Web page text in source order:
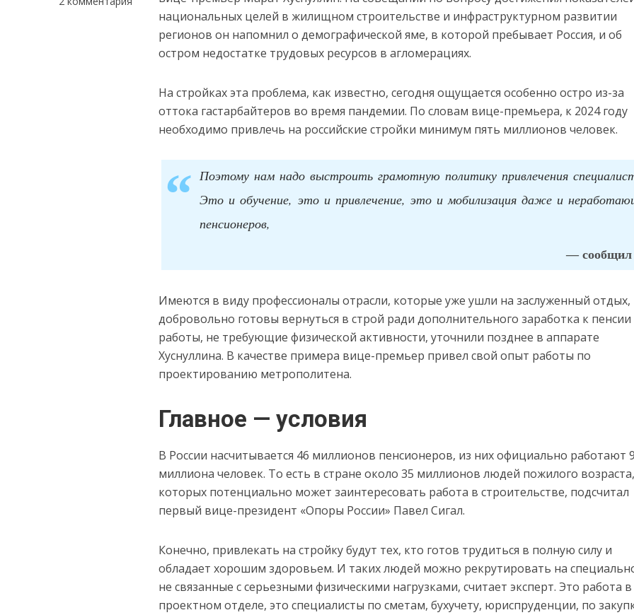
национальных целей в жилищном строительстве и инфраструктурном развитии
регионов он напомнил о демографической яме, в которой пребывает Россия, и об
остром недостатке трудовых ресурсов в агломерациях.
На стройках эта проблема, как известно, сегодня ощущается особенно остро из-за
оттока гастарбайтеров во время пандемии. По словам вице-премьера, к 2024 году
необходимо привлечь на российские стройки минимум пять миллионов человек.
Поэтому нам надо выстроить грамотную политику привлечения
Это и обучение, это и привлечение, это и мобилизация даже и
пенсионеров,
— сообщил
Имеются в виду профессионалы отрасли, которые уже ушли на заслуженный отдых,
добровольно готовы вернуться в строй ради дополнительного заработка к пенсии
работы, не требующие физической активности, уточнили позднее в аппарате
Хуснуллина. В качестве примера вице-премьер привел свой опыт работы по
проектированию метрополитена.
Главное — условия
В России насчитывается 46 миллионов пенсионеров, из них официально работают
миллиона человек. То есть в стране около 35 миллионов людей пожилого возраста,
которых потенциально может заинтересовать работа в строительстве, подсчитал
первый вице-президент «Опоры России» Павел Сигал.
Конечно, привлекать на стройку будут тех, кто готов трудиться в полную силу и
обладает хорошим здоровьем. И таких людей можно рекрутировать на
не связанные с серьезными физическими нагрузками, считает эксперт. Это работа в
проектном отделе, это специалисты по сметам, бухучету, юриспруденции, по